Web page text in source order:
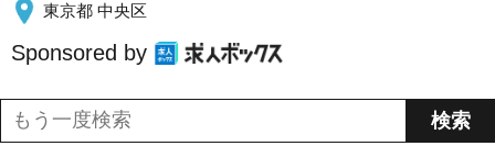
東京都 中央区
Sponsored by